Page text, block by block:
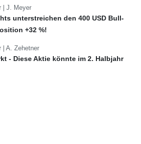
| J. Meyer
unterstreichen den 400 USD Bull-
+32 %!
A. Zehetner
- Diese Aktie könnte im 2. Halbjahr